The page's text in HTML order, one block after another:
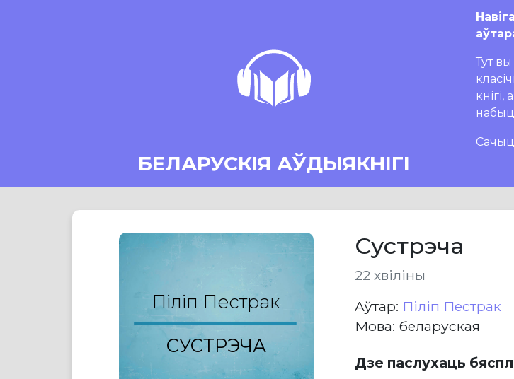
БЕЛАРУСКІЯ АЎДЫЯКНІГІ
Тут
Піліп Пестрак
СУСТРЭЧА
Сустрэча
22 хвіліны
Aўтар: Піліп Пестрак
Мова: беларуская
Дзе паслухаць